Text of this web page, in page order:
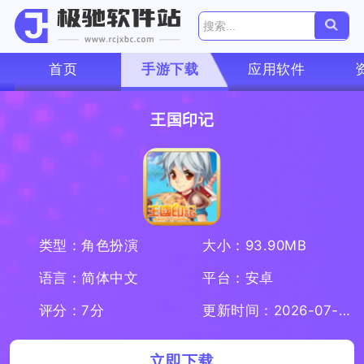
首页 手游下载 应用软件
王国印记
类型：角色扮演
大小：93.90MB
语言：简体中文
平台：安卓
评分：7分
更新时间：2026-07-08